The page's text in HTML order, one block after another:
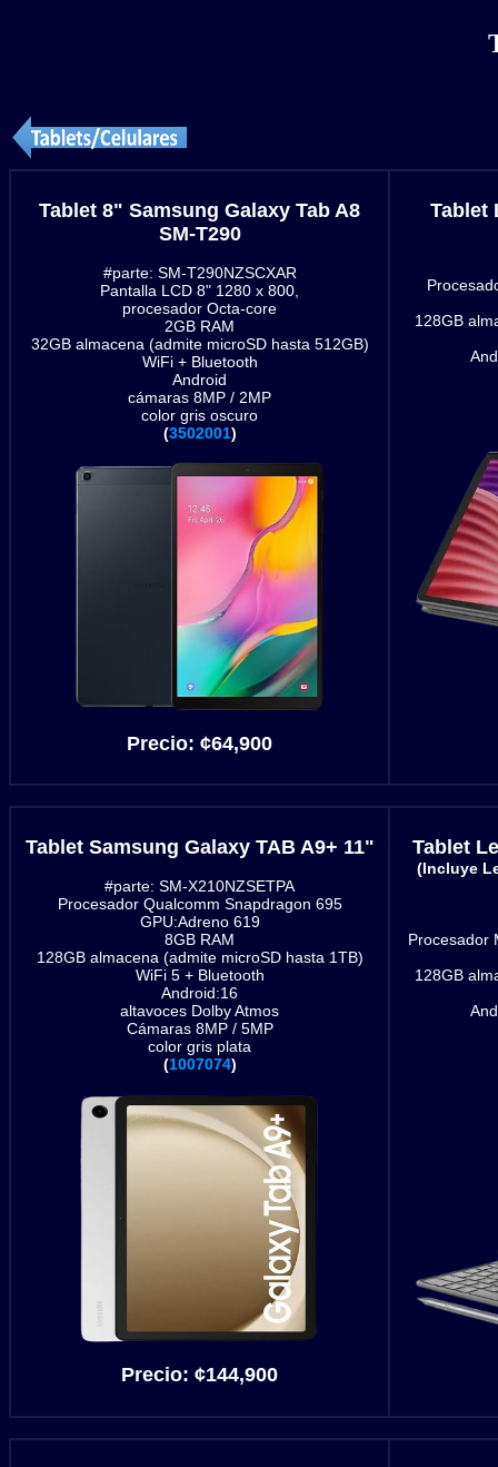
Tablet 8" Samsung Galaxy Tab A8
SM-T290
#parte: SM-T290NZSCXAR
Pantalla LCD 8" 1280 x 800,
procesador Octa-core
2GB RAM
32GB almacena (admite microSD hasta 512GB)
WiFi + Bluetooth
Android
cámaras 8MP / 2MP
color gris oscuro
(3502001)
Precio: ¢64,900
Tablet
128GB
Tablet Samsung Galaxy TAB A9+ 11"
#parte: SM-X210NZSETPA
Procesador Qualcomm Snapdragon 695
GPU:Adreno 619
8GB RAM
128GB almacena (admite microSD hasta 1TB)
WiFi 5 + Bluetooth
Android:16
altavoces Dolby Atmos
Cámaras 8MP / 5MP
color gris plata
(1007074)
Precio: ¢144,900
Tablet
(Incluye
Procesador
128GB